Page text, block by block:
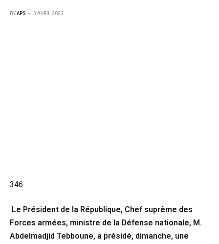
BYAPS 3 AVRIL 2023
346
Le Président de la République, Chef suprême des
Forces armées, ministre de la Défense nationale, M.
Abdelmadjid Tebboune, a présidé, dimanche, une